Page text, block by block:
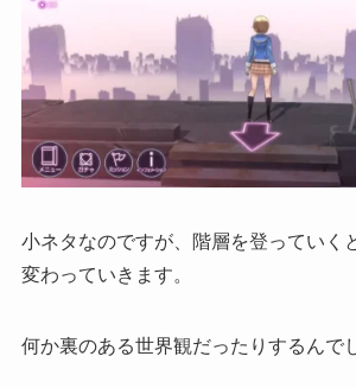
小ネタなのですが、階層を登っていく
変わっていきます。
何か裏のある世界観だったりするんで